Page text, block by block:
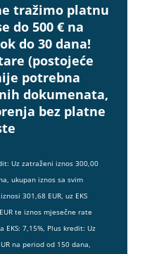
tražimo platnu
do 500 € na
do 30 dana!
(postojeće
potrebna
dokumenata,
bez platne
Uz zatraženi iznos 300,00
ukupan iznos sa svim
301,68 EUR, uz EKS
te iznos mjesečne rate
EKS: 7,15%, Plus kredit: Uz
na period od 150 dana,